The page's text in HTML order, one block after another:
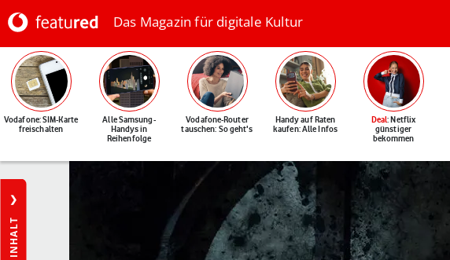
Das Magazin für digitale Kultur
Vodafone: SIM-Karte
freischalten
Alle Samsung-
Handys in
Reihenfolge
Vodafone-Router
tauschen: So geht's
Handy auf Raten
kaufen: Alle Infos
Deal: Netflix
günstiger
bekommen
INHALT